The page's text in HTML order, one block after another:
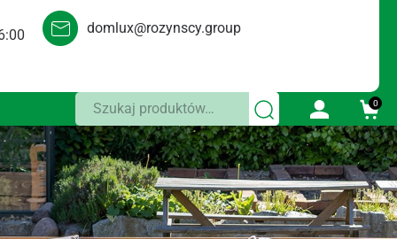
domlux@rozynscy.group
Szukaj: 0